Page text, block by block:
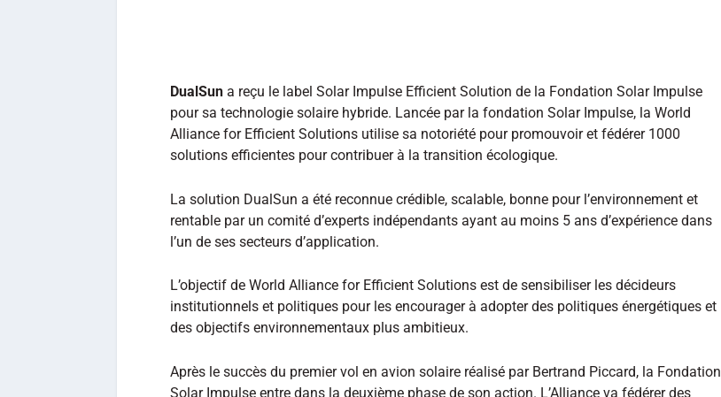
DualSun a reçu le label Solar Impulse Efficient Solution de la Fondation Solar Impulse
pour sa technologie solaire hybride. Lancée par la fondation Solar Impulse, la World
Alliance for Efficient Solutions utilise sa notoriété pour promouvoir et fédérer 1000
solutions efficientes pour contribuer à la transition écologique.
La solution DualSun a été reconnue crédible, scalable, bonne pour l’environnement et
rentable par un comité d’experts indépendants ayant au moins 5 ans d’expérience dans
l’un de ses secteurs d’application.
L’objectif de World Alliance for Efficient Solutions est de sensibiliser les décideurs
institutionnels et politiques pour les encourager à adopter des politiques énergétiques et
des objectifs environnementaux plus ambitieux.
Après le succès du premier vol en avion solaire réalisé par Bertrand Piccard, la Fondation
Solar Impulse entre dans la deuxième phase de son action. L’Alliance va fédérer des